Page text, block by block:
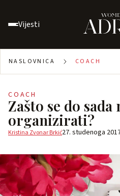
Vijesti
NASLOVNICA COACH
COACH
Zašto se do
organizirati?
Kristina Zvonar Brkić27. studenoga